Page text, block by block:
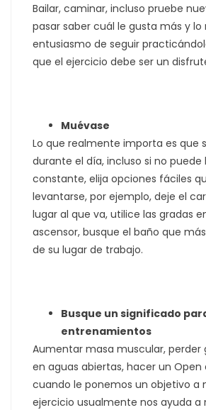
Bailar, caminar, incluso pruebe
pasar saber cuál le gusta más y
entusiasmo de seguir
que el ejercicio debe ser un
Muévase
Lo que realmente importa es que
durante el día, incluso si no
constante, elija opciones fáciles
levantarse, por ejemplo, deje el
lugar al que va, utilice las gradas
ascensor, busque el baño que
de su lugar de trabajo.
Busque un significado
entrenamientos
Aumentar masa muscular, perder
en aguas abiertas, hacer un Open
cuando le ponemos un objetivo a
ejercicio usualmente nos ayuda a